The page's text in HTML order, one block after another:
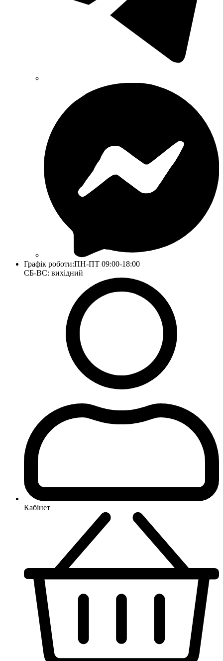
Графік роботи:ПН-ПТ 09:00-18:00
СБ-ВС: вихідний
Кабінет